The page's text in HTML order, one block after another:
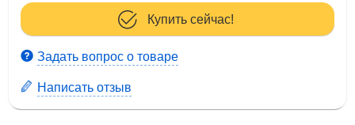
Купить сейчас!
Задать вопрос о товаре
Написать отзыв